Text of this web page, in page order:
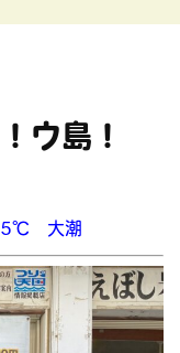
ウ島！
大潮